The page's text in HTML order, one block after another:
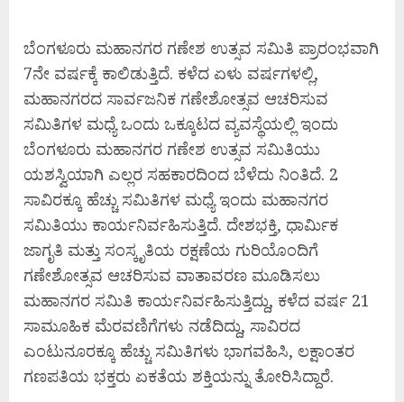
ಬೆಂಗಳೂರು ಮಹಾನಗರ ಗಣೇಶ ಉತ್ಸವ ಸಮಿತಿ ಪ್ರಾರಂಭವಾಗಿ
7ನೇ ವರ್ಷಕ್ಕೆ ಕಾಲಿಡುತ್ತಿದೆ. ಕಳೆದ ಏಳು ವರ್ಷಗಳಲ್ಲಿ,
ಮಹಾನಗರದ ಸಾರ್ವಜನಿಕ ಗಣೇಶೋತ್ಸವ ಆಚರಿಸುವ
ಸಮಿತಿಗಳ ಮಧ್ಯೆ ಒಂದು ಒಕ್ಕೂಟದ ವ್ಯವಸ್ಥೆಯಲ್ಲಿ ಇಂದು
ಬೆಂಗಳೂರು ಮಹಾನಗರ ಗಣೇಶ ಉತ್ಸವ ಸಮಿತಿಯು
ಯಶಸ್ವಿಯಾಗಿ ಎಲ್ಲರ ಸಹಕಾರದಿಂದ ಬೆಳೆದು ನಿಂತಿದೆ. 2
ಸಾವಿರಕ್ಕೂ ಹೆಚ್ಚು ಸಮಿತಿಗಳ ಮಧ್ಯೆ ಇಂದು ಮಹಾನಗರ
ಸಮಿತಿಯು ಕಾರ್ಯನಿರ್ವಹಿಸುತ್ತಿದೆ. ದೇಶಭಕ್ತಿ, ಧಾರ್ಮಿಕ
ಜಾಗೃತಿ ಮತ್ತು ಸಂಸ್ಕೃತಿಯ ರಕ್ಷಣೆಯ ಗುರಿಯೊಂದಿಗೆ
ಗಣೇಶೋತ್ಸವ ಆಚರಿಸುವ ವಾತಾವರಣ ಮೂಡಿಸಲು
ಮಹಾನಗರ ಸಮಿತಿ ಕಾರ್ಯನಿರ್ವಹಿಸುತ್ತಿದ್ದು, ಕಳೆದ ವರ್ಷ 21
ಸಾಮೂಹಿಕ ಮೆರವಣಿಗೆಗಳು ನಡೆದಿದ್ದು, ಸಾವಿರದ
ಎಂಟುನೂರಕ್ಕೂ ಹೆಚ್ಚು ಸಮಿತಿಗಳು ಭಾಗವಹಿಸಿ, ಲಕ್ಷಾಂತರ
ಗಣಪತಿಯ ಭಕ್ತರು ಏಕತೆಯ ಶಕ್ತಿಯನ್ನು ತೋರಿಸಿದ್ದಾರೆ.